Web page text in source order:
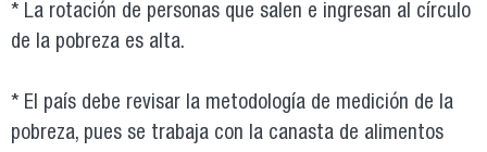
* La rotación de personas que salen e ingresan al círculo
de la pobreza es alta.
* El país debe revisar la metodología de medición de la
pobreza, pues se trabaja con la canasta de alimentos